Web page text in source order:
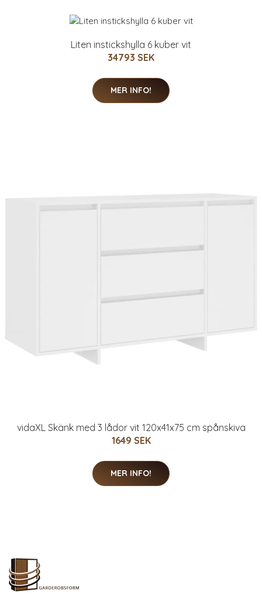
Liten instickshylla 6 kuber vit
34793 SEK
MER INFO!
vidaXL Skänk med 3 lådor vit 120x41x75 cm spånskiva
1649 SEK
MER INFO!